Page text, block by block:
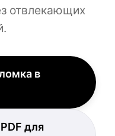
отвлекающих
в
для